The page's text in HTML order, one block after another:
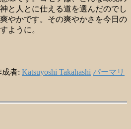
と人とに仕える道を選んだのでし
やかです。その爽やかさを今日の
ように。
者: Katsuyoshi Takahashi パーマリ